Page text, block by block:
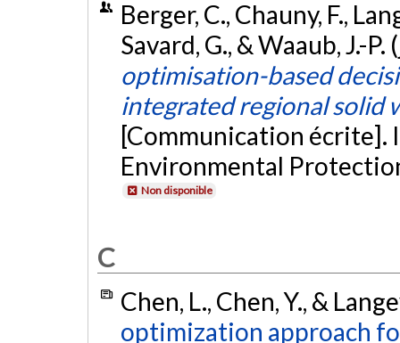
Berger, C., Chauny, F.,
Savard, G., & Waaub, J.-
optimisation-based
integrated regional solid
[Communication écrite].
Environmental
Non disponible
C
Chen, L., Chen, Y., &
optimization approach